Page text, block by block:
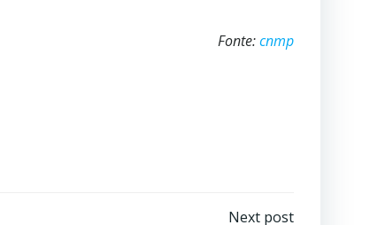
Fonte:cnmp
Next post